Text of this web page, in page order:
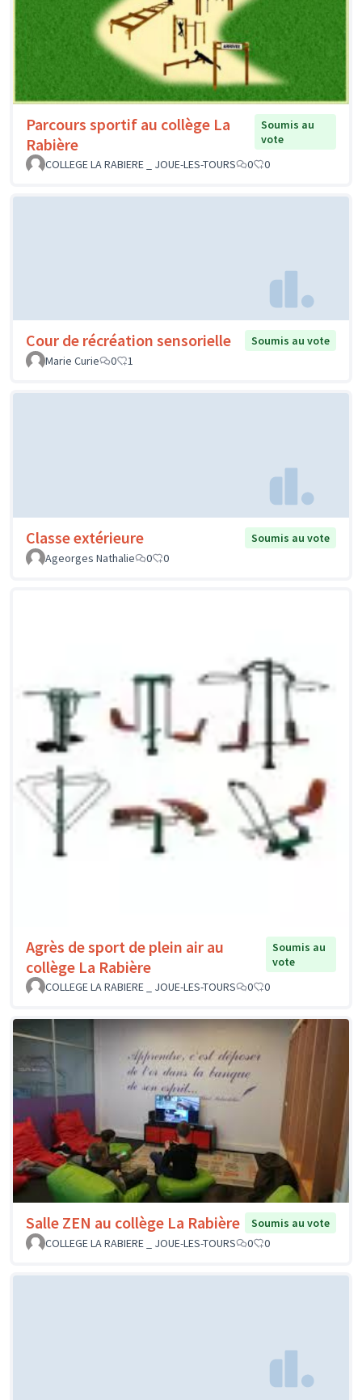
Parcours sportif au collège La
Rabière
Soumis au
vote
COLLEGE LA RABIERE _ JOUE-LES-TOURS
0 0
Cour de récréation sensorielle
Soumis au vote
Marie Curie
0 1
Classe extérieure
Soumis au vote
Ageorges Nathalie
0 0
Agrès de sport de plein air au
collège La Rabière
Soumis au
vote
COLLEGE LA RABIERE _ JOUE-LES-TOURS
0 0
Salle ZEN au collège La Rabière
Soumis au vote
COLLEGE LA RABIERE _ JOUE-LES-TOURS
0 0